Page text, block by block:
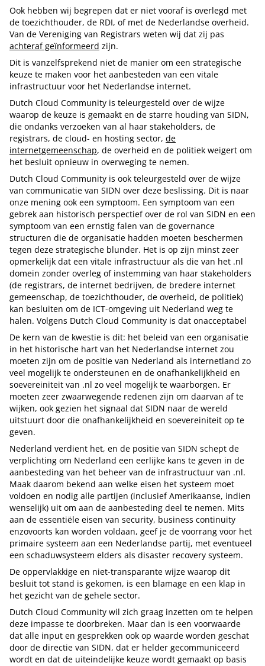
Ook hebben wij begrepen dat er niet vooraf is overlegd met
de toezichthouder, de RDI, of met de Nederlandse overheid.
Van de Vereniging van Registrars weten wij dat zij pas
achteraf geïnformeerd zijn.
Dit is vanzelfsprekend niet de manier om een strategische
keuze te maken voor het aanbesteden van een vitale
infrastructuur voor het Nederlandse internet.
Dutch Cloud Community is teleurgesteld over de wijze
waarop de keuze is gemaakt en de starre houding van SIDN,
die ondanks verzoeken van al haar stakeholders, de
registrars, de cloud- en hosting sector, de
internetgemeenschap, de overheid en de politiek weigert om
het besluit opnieuw in overweging te nemen.
Dutch Cloud Community is ook teleurgesteld over de wijze
van communicatie van SIDN over deze beslissing. Dit is naar
onze mening ook een symptoom. Een symptoom van een
gebrek aan historisch perspectief over de rol van SIDN en een
symptoom van een ernstig falen van de governance
structuren die de organisatie hadden moeten beschermen
tegen deze strategische blunder. Het is op zijn minst zeer
opmerkelijk dat een vitale infrastructuur als die van het .nl
domein zonder overleg of instemming van haar stakeholders
(de registrars, de internet bedrijven, de bredere internet
gemeenschap, de toezichthouder, de overheid, de politiek)
kan besluiten om de ICT-omgeving uit Nederland weg te
halen. Volgens Dutch Cloud Community is dat onacceptabel
De kern van de kwestie is dit: het beleid van een organisatie
in het historische hart van het Nederlandse internet zou
moeten zijn om de positie van Nederland als internetland zo
veel mogelijk te ondersteunen en de onafhankelijkheid en
soevereiniteit van .nl zo veel mogelijk te waarborgen. Er
moeten zeer zwaarwegende redenen zijn om daarvan af te
wijken, ook gezien het signaal dat SIDN naar de wereld
uitstuurt door die onafhankelijkheid en soevereiniteit op te
geven.
Nederland verdient het, en de positie van SIDN schept de
verplichting om Nederland een eerlijke kans te geven in de
aanbesteding van het beheer van de infrastructuur van .nl.
Maak daarom bekend aan welke eisen het systeem moet
voldoen en nodig alle partijen (inclusief Amerikaanse, indien
wenselijk) uit om aan de aanbesteding deel te nemen. Mits
aan de essentiële eisen van security, business continuity
enzovoorts kan worden voldaan, geef je de voorrang voor het
primaire systeem aan een Nederlandse partij, met eventueel
een schaduwsysteem elders als disaster recovery systeem.
De oppervlakkige en niet-transparante wijze waarop dit
besluit tot stand is gekomen, is een blamage en een klap in
het gezicht van de gehele sector.
Dutch Cloud Community wil zich graag inzetten om te helpen
deze impasse te doorbreken. Maar dan is een voorwaarde
dat alle input en gesprekken ook op waarde worden geschat
door de directie van SIDN, dat er helder gecommuniceerd
wordt en dat de uiteindelijke keuze wordt gemaakt op basis